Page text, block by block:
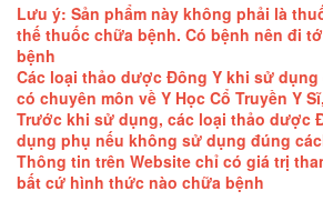
Lưu ý: Sản phẩm này không phải là
thế thuốc chữa bệnh. Có bệnh nên đi
bệnh
Các loại thảo dược Đông Y khi sử
có chuyên môn về Y Học Cổ Truyền Y
Trước khi sử dụng, các loại thảo dược
dụng phụ nếu không sử dụng đúng
Thông tin trên Website chỉ có giá trị
bất cứ hình thức nào chữa bệnh